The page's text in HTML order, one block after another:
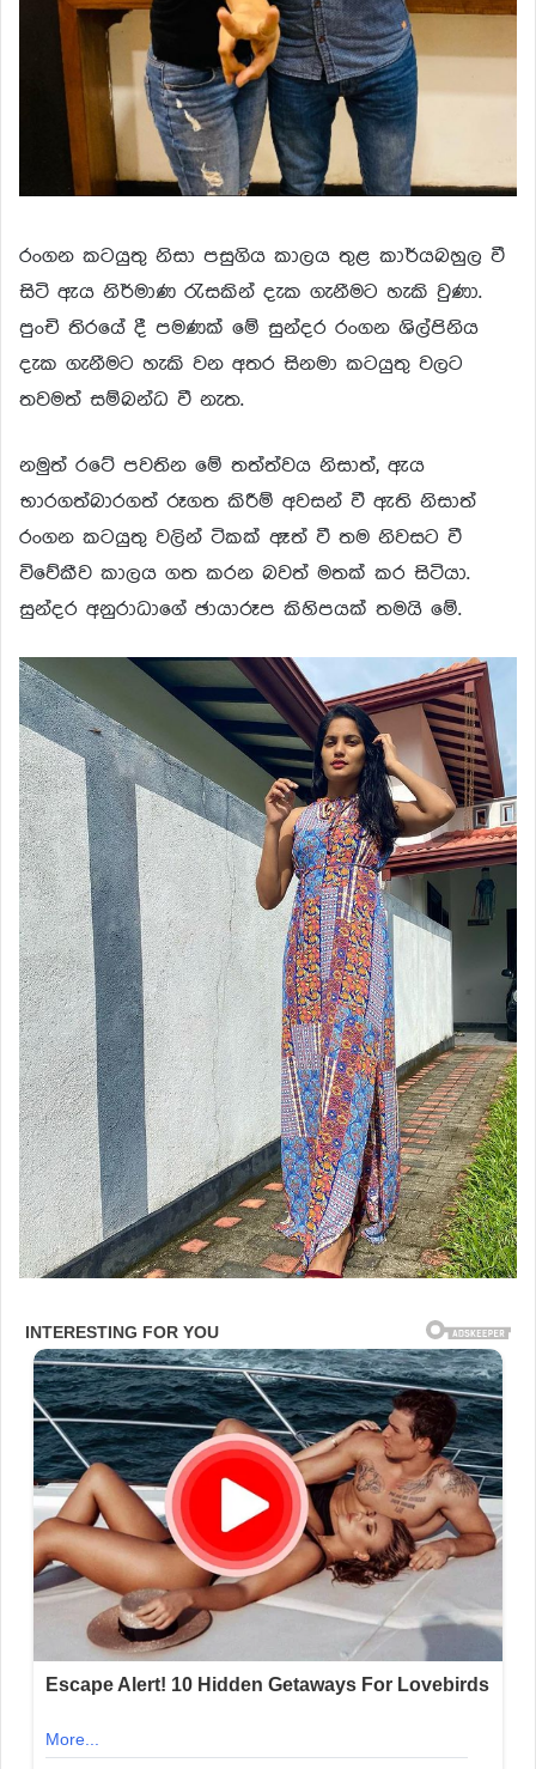
රංගන කටයුතු නිසා පසුගිය කාලය තුළ කාර්යබහුල වී
සිටි ඇය නිර්මාණ රැසකින් දැක ගැනීමට හැකි වුණා.
පුංචි තිරයේ දී පමණක් මේ සුන්දර රංගන ශිල්පිනිය
දැක ගැනීමට හැකි වන අතර සිනමා කටයුතු වලට
තවමත් සම්බන්ධ වී නැත.
නමුත් රටේ පවතින මේ තත්ත්වය නිසාත්, ඇය
භාරගත්බාරගත් රූගත කිරීම් අවසන් වී ඇති නිසාත්
රංගන කටයුතු වලින් ටිකක් ඈත් වී තම නිවසට වී
විවේකීව කාලය ගත කරන බවත් මතක් කර සිටියා.
සුන්දර අනුරාධාගේ ඡායාරූප කිහිපයක් තමයි මේ.